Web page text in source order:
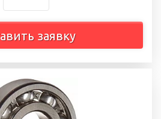
заявку